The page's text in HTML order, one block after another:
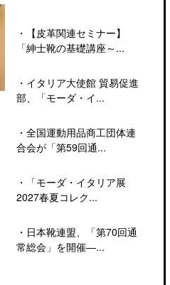
・
【皮革関連セミナー】
「紳士靴の基礎講座～...
・ イタリア大使館 貿易促進
部、「モーダ・イ...
・ 全国運動用品商工団体連
合会が「第59回通...
・
「モーダ・イタリア展
2027春夏コレク...
・ 日本靴連盟、「第70回通
常総会」を開催―...